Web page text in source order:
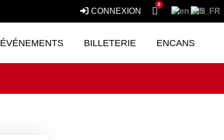
CONNEXION
0
ÉVÉNEMENTS BILLETERIE ENCANS